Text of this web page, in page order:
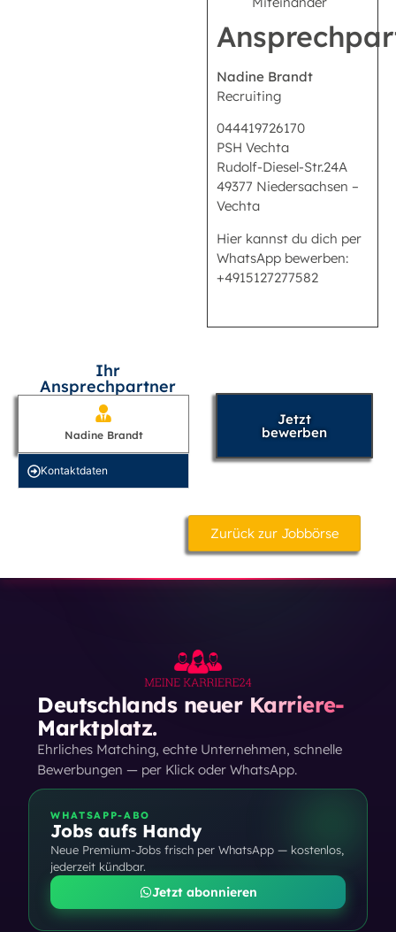
Nadine Brandt
Recruiting
044419726170
PSH Vechta
Rudolf-Diesel-Str.24A
49377 Niedersachsen –
Vechta
Hier kannst du dich per
WhatsApp bewerben:
+4915127277582
Ihr
Ansprechpartner
Nadine Brandt
Kontakt­daten
Jetzt
bewerben
Zurück zur Jobbörse
Deutschlands neuer Karriere-
Marktplatz.
Ehrliches Matching, echte Unternehmen, schnelle
Bewerbungen — per Klick oder WhatsApp.
WHATSAPP-ABO
Jobs aufs Handy
Neue Premium-Jobs frisch per WhatsApp — kostenlos,
jederzeit kündbar.
Jetzt abonnieren